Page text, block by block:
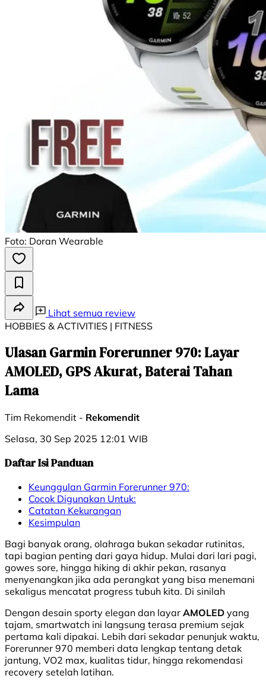
Foto: Doran Wearable
Lihat semua review
HOBBIES & ACTIVITIES | FITNESS
Ulasan Garmin Forerunner 970: Layar
AMOLED, GPS Akurat, Baterai Tahan
Lama
Tim Rekomendit - Rekomendit
Selasa, 30 Sep 2025 12:01 WIB
Daftar Isi Panduan
Keunggulan Garmin Forerunner 970:
Cocok Digunakan Untuk:
Catatan Kekurangan
Kesimpulan
Bagi banyak orang, olahraga bukan sekadar rutinitas,
tapi bagian penting dari gaya hidup. Mulai dari lari pagi,
gowes sore, hingga hiking di akhir pekan, rasanya
menyenangkan jika ada perangkat yang bisa menemani
sekaligus mencatat progress tubuh kita. Di sinilah
Dengan desain sporty elegan dan layar AMOLED yang
tajam, smartwatch ini langsung terasa premium sejak
pertama kali dipakai. Lebih dari sekadar penunjuk waktu,
Forerunner 970 memberi data lengkap tentang detak
jantung, VO2 max, kualitas tidur, hingga rekomendasi
recovery setelah latihan.